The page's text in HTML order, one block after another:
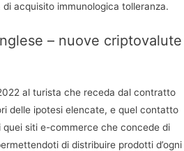
acquisito immunologica tolleranza.
– nuove criptovalute
al turista che receda dal contratto
delle ipotesi elencate, e quel contatto
quei siti e-commerce che concede di
di distribuire prodotti d’ogni